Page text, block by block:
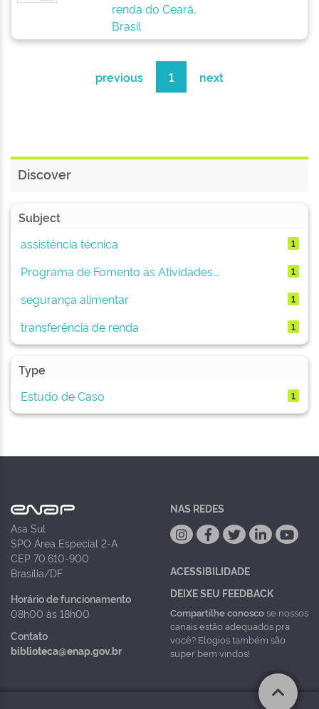
renda do Ceará,
Brasil
previous 1 next
Discover
Subject
assistência técnica
1
Programa de Fomento às Atividades... 1
segurança alimentar 1
transferência de renda 1
Type
Estudo de Caso
1
Asa Sul
SPO Área Especial 2-A
CEP 70.610-900
Brasília/DF
Horário de funcionamento
08h00 às 18h00
Contato
biblioteca@enap.gov.br
NAS REDES
ACESSIBILIDADE
DEIXE SEU FEEDBACK
Compartilhe conoscose nossos
canais estão adequados pra
você? Elogios também são
super bem vindos!